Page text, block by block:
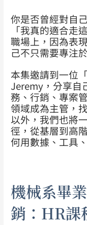
你是否曾經對自
「我真的適合走
職場上，因為表
己不只需要專注
本集邀請到一位
Jeremy，分享自
務、行銷、專案
領域成為主管，
以外，我們也將
徑，從基層到高
何用數據、工具
機械系畢
銷：HR課